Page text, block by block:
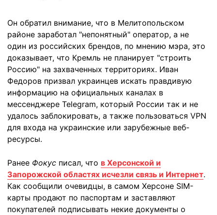
Он обратил внимание, что в Мелитопольском
районе заработал "непонятный" оператор, а не
один из российских брендов, по мнению мэра, это
доказывает, что Кремль не планирует "строить
Россию" на захваченных территориях. Иван
Федоров призвал украинцев искать правдивую
информацию на официальных каналах в
мессенджере Telegram, который России так и не
удалось заблокировать, а также пользоваться VPN
для входа на украинские или зарубежные веб-
ресурсы.
Ранее Фокус писал, что в Херсонской и
Запорожской областях исчезли связь и Интернет.
Как сообщили очевидцы, в самом Херсоне SIM-
карты продают по паспортам и заставляют
покупателей подписывать некие документы о